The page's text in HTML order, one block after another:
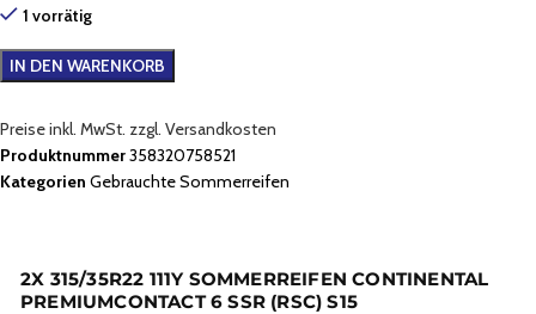
1 vorrätig
IN DEN WARENKORB
Preise inkl. MwSt. zzgl. Versandkosten
Produktnummer358320758521
Kategorien Gebrauchte Sommerreifen
2X 315/35R22 111Y SOMMERREIFEN CONTINENTAL
PREMIUMCONTACT 6 SSR (RSC) S15